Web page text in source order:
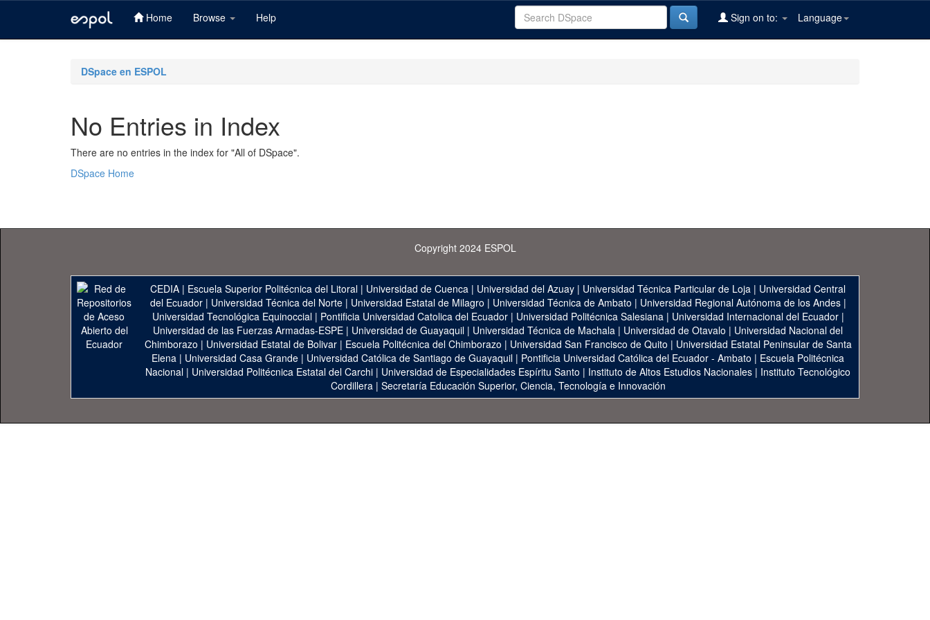
Home Browse Help Language
Sign on to:
DSpace en ESPOL
No Entries in Index
There are no entries in the index for "All of DSpace".
DSpace Home
Copyright 2024 ESPOL
CEDIA | Escuela Superior Politécnica del Litoral | Universidad de Cuenca | Universidad del Azuay | Universidad Técnica Particular de Loja | Universidad Central
del Ecuador| Universidad Técnica del Norte| Universidad Estatal de Milagro | Universidad Técnica de Ambato | Universidad Regional Autónoma de los Andes|
Universidad Tecnológica Equinoccial| Pontificia Universidad Catolica del Ecuador| Universidad Politécnica Salesiana| Universidad Internacional del Ecuador|
Universidad de las Fuerzas Armadas-ESPE | Universidad de Guayaquil | Universidad Técnica de Machala | Universidad de Otavalo | Universidad Nacional del
Chimborazo | Universidad Estatal de Bolivar| Escuela Politécnica del Chimborazo | Universidad San Francisco de Quito | Universidad Estatal Peninsular de Santa
Elena | Universidad Casa Grande | Universidad Católica de Santiago de Guayaquil | Pontificia Universidad Católica del Ecuador - Ambato | Escuela Politécnica
Nacional | Universidad Politécnica Estatal del Carchi | Universidad de Especialidades Espíritu Santo | Instituto de Altos Estudios Nacionales | Instituto Tecnológico
Cordillera| Secretaría Educación Superior, Ciencia, Tecnología e Innovación